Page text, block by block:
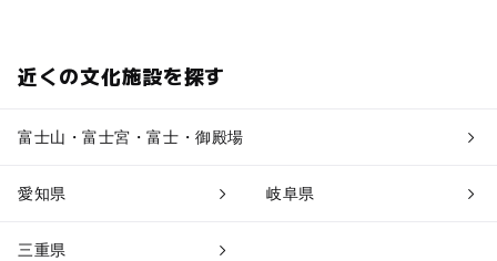
近くの文化施設を探す
富士山・富士宮・富士・御殿場
愛知県 岐阜県
三重県